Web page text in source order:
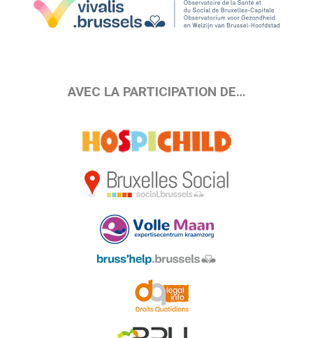
AVEC LA PARTICIPATION DE…